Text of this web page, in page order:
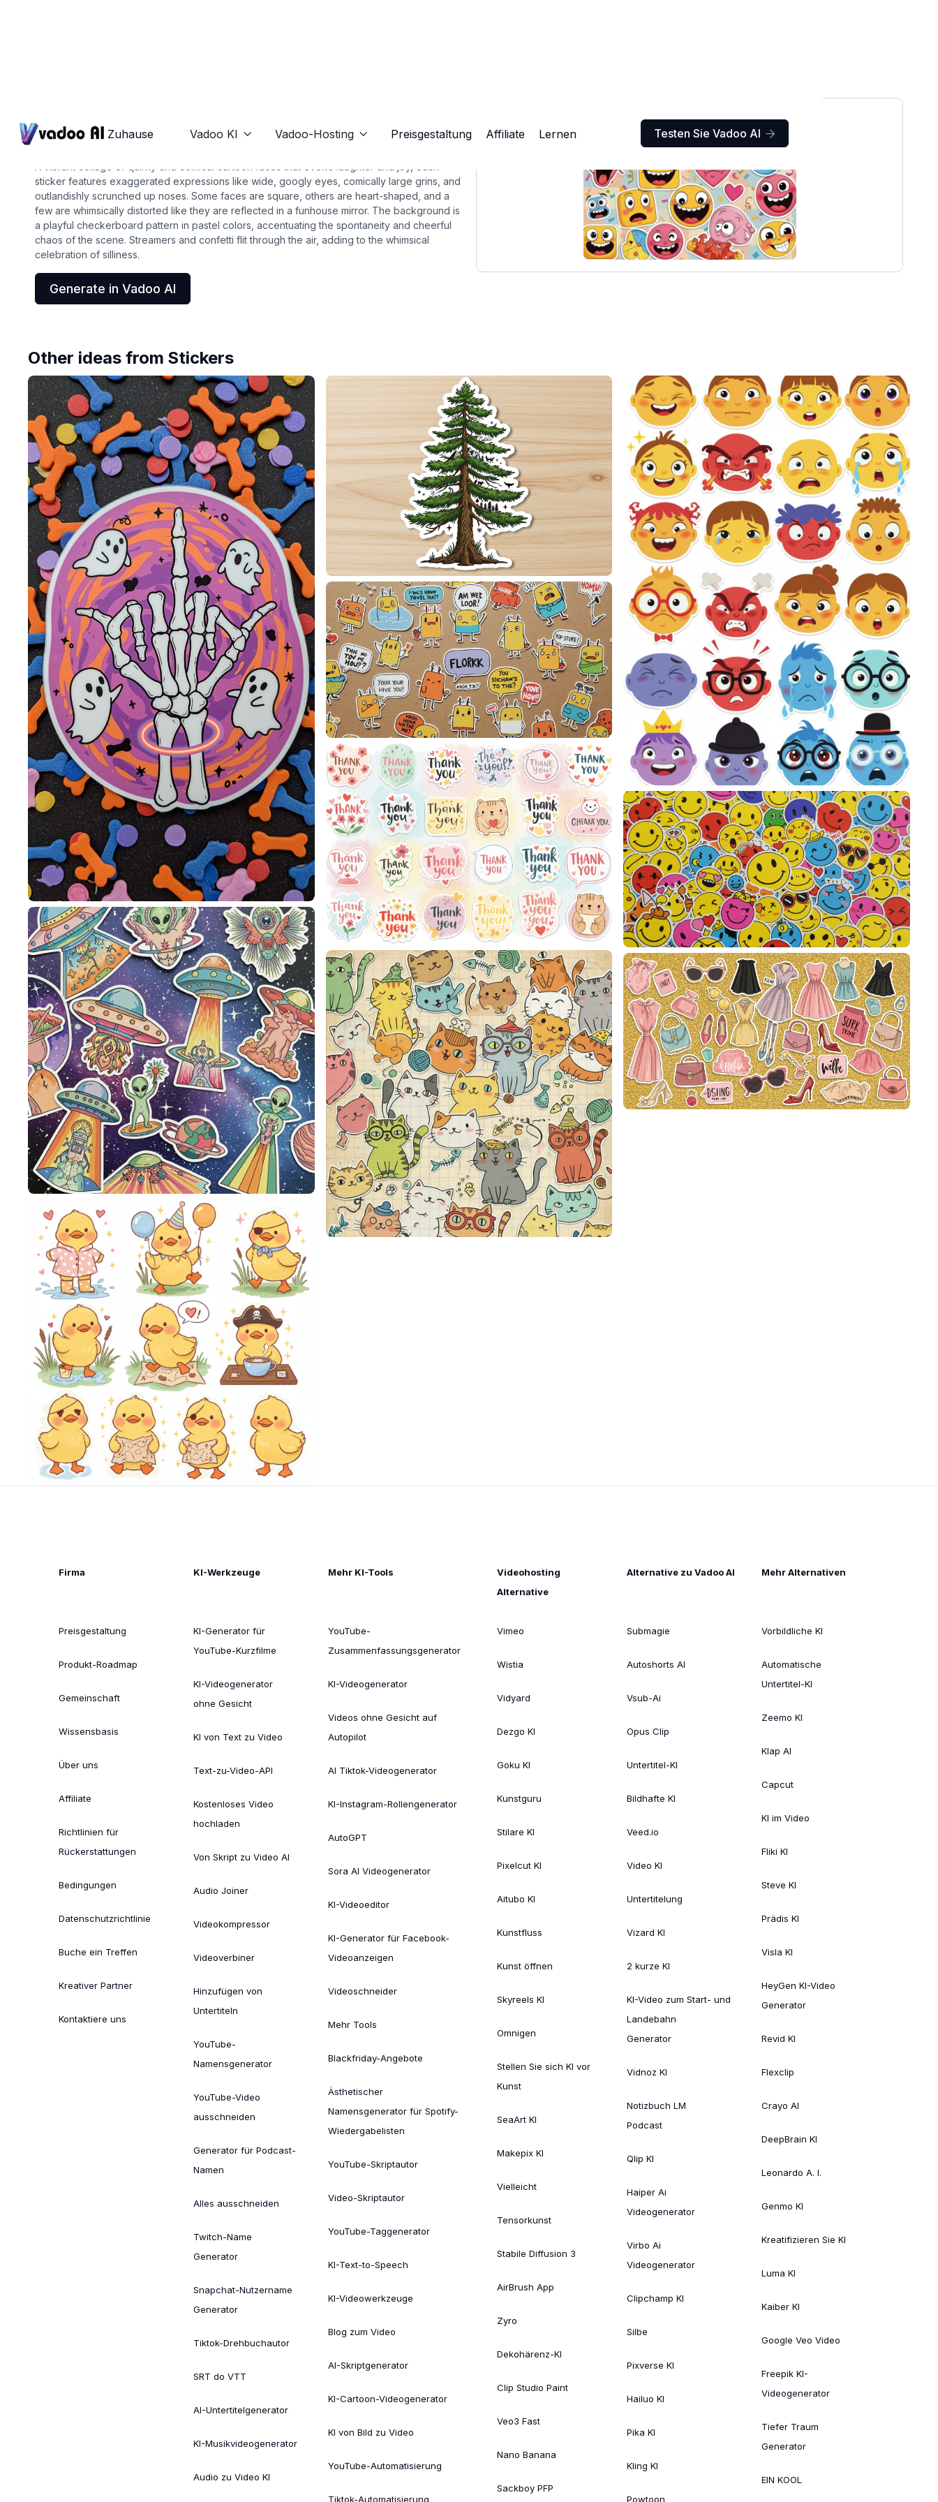
Zuhause Vadoo KI  Vadoo-Hosting  Preisgestaltung Affiliate Lernen Testen Sie Vadoo AI 
funny faces
sticker features exaggerated expressions like wide, googly eyes, comically large grins, and
outlandishly scrunched up noses. Some faces are square, others are heart-shaped, and a
few are whimsically distorted like they are reflected in a funhouse mirror. The background is
a playful checkerboard pattern in pastel colors, accentuating the spontaneity and cheerful
chaos of the scene. Streamers and confetti flit through the air, adding to the whimsical
celebration of silliness.
Generate in Vadoo AI
Other ideas from Stickers
Firma
Preisgestaltung
Produkt-Roadmap
Gemeinschaft
Wissensbasis
Über uns
Affiliate
Richtlinien für
Rückerstattungen
Bedingungen
Datenschutzrichtlinie
Buche ein Treffen
Kreativer Partner
Kontaktiere uns
KI-Werkzeuge
KI-Generator für
YouTube-Kurzfilme
KI-Videogenerator
ohne Gesicht
KI von Text zu Video
Text-zu-Video-API
Kostenloses Video
hochladen
Von Skript zu Video AI
Audio Joiner
Videokompressor
Videoverbiner
Hinzufügen von
Untertiteln
YouTube-
Namensgenerator
YouTube-Video
ausschneiden
Generator für Podcast-
Namen
Alles ausschneiden
Twitch-Name
Generator
Snapchat-Nutzername
Generator
Tiktok-Drehbuchautor
SRT do VTT
AI-Untertitelgenerator
KI-Musikvideogenerator
Audio zu Video KI
Mehr KI-Tools
YouTube-
Zusammenfassungsgenerator
KI-Videogenerator
Videos ohne Gesicht auf
Autopilot
AI Tiktok-Videogenerator
KI-Instagram-Rollengenerator
AutoGPT
Sora AI Videogenerator
KI-Videoeditor
KI-Generator für Facebook-
Videoanzeigen
Videoschneider
Mehr Tools
Blackfriday-Angebote
Ästhetischer
Namensgenerator für Spotify-
Wiedergabelisten
YouTube-Skriptautor
Video-Skriptautor
YouTube-Taggenerator
KI-Text-to-Speech
KI-Videowerkzeuge
Blog zum Video
AI-Skriptgenerator
KI-Cartoon-Videogenerator
KI von Bild zu Video
YouTube-Automatisierung
Tiktok-Automatisierung
Videohosting
Alternative
Vimeo
Wistia
Vidyard
Dezgo KI
Goku KI
Kunstguru
Stilare KI
Pixelcut KI
Aitubo KI
Kunstfluss
Kunst öffnen
Skyreels KI
Omnigen
Stellen Sie sich KI vor
Kunst
SeaArt KI
Makepix KI
Vielleicht
Tensorkunst
Stabile Diffusion 3
AirBrush App
Zyro
Dekohärenz-KI
Clip Studio Paint
Veo3 Fast
Nano Banana
Sackboy PFP
Alternative zu Vadoo AI
Submagie
Autoshorts AI
Vsub-Ai
Opus Clip
Untertitel-KI
Bildhafte KI
Veed.io
Video KI
Untertitelung
Vizard KI
2 kurze KI
KI-Video zum Start- und
Landebahn
Generator
Vidnoz KI
Notizbuch LM
Podcast
Qlip KI
Haiper Ai
Videogenerator
Virbo Ai
Videogenerator
Clipchamp KI
Silbe
Pixverse KI
Hailuo KI
Pika KI
Kling KI
Powtoon
Mehr Alternativen
Vorbildliche KI
Automatische
Untertitel-KI
Zeemo KI
Klap AI
Capcut
KI im Video
Fliki KI
Steve KI
Prädis KI
Visla KI
HeyGen KI-Video
Generator
Revid KI
Flexclip
Crayo AI
DeepBrain KI
Leonardo A. I.
Genmo KI
Kreatifizieren Sie KI
Luma KI
Kaiber KI
Google Veo Video
Freepik KI-
Videogenerator
Tiefer Traum
Generator
EIN KOOL